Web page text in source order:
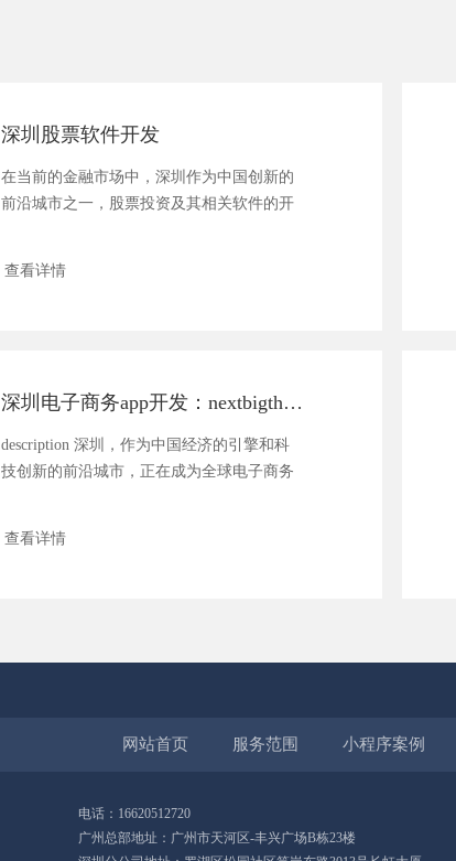
深圳股票软件开发
在当前的金融市场中，深圳作为中国创新的
前沿城市之一，股票投资及其相关软件的开
查看详情
深圳电子商务app开发：nextbigthingforyou
description 深圳，作为中国经济的引擎和科
技创新的前沿城市，正在成为全球电子商务
查看详情
网站首页 服务范围 小程序案例
电话：16620512720
广州总部地址：广州市天河区-丰兴广场B栋23楼